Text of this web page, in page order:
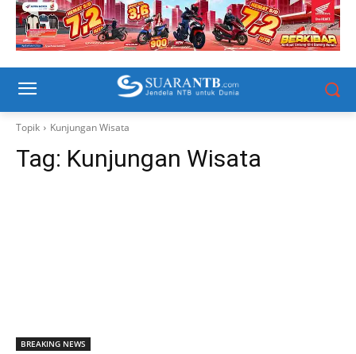
Topik Kunjungan Wisata
Tag: Kunjungan Wisata
BREAKING NEWS